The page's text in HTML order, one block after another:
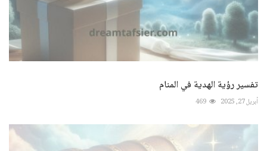
تفسير رؤية الهدية في المنام
أبريل 27, 2025 469